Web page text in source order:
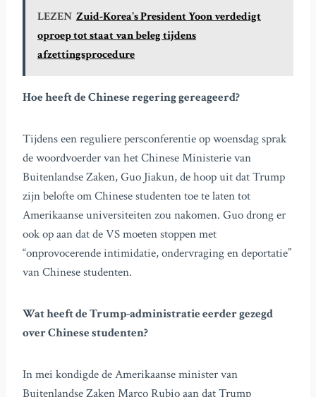
LEZEN Zuid-Korea's President Yoon verdedigt
oproep tot staat van beleg tijdens
afzettingsprocedure
Hoe heeft de Chinese regering gereageerd?
Tijdens een reguliere persconferentie op woensdag sprak
de woordvoerder van het Chinese Ministerie van
Buitenlandse Zaken, Guo Jiakun, de hoop uit dat Trump
zijn belofte om Chinese studenten toe te laten tot
Amerikaanse universiteiten zou nakomen. Guo drong er
ook op aan dat de VS moeten stoppen met
“onprovocerende intimidatie, ondervraging en deportatie”
van Chinese studenten.
Wat heeft de Trump-administratie eerder gezegd
over Chinese studenten?
In mei kondigde de Amerikaanse minister van
Buitenlandse Zaken Marco Rubio aan dat Trump